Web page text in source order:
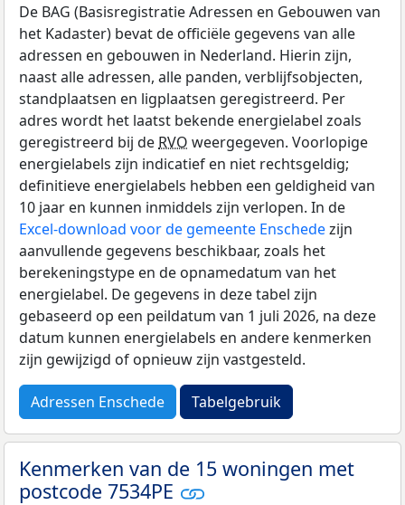
De BAG (Basisregistratie Adressen en Gebouwen van
het Kadaster) bevat de officiële gegevens van alle
adressen en gebouwen in Nederland. Hierin zijn,
naast alle adressen, alle panden, verblijfsobjecten,
standplaatsen en ligplaatsen geregistreerd. Per
adres wordt het laatst bekende energielabel zoals
geregistreerd bij de RVO weergegeven. Voorlopige
energielabels zijn indicatief en niet rechtsgeldig;
definitieve energielabels hebben een geldigheid van
10 jaar en kunnen inmiddels zijn verlopen. In de
Excel-download voor de gemeente Enschedezijn
aanvullende gegevens beschikbaar, zoals het
berekeningstype en de opnamedatum van het
energielabel. De gegevens in deze tabel zijn
gebaseerd op een peildatum van 1 juli 2026, na deze
datum kunnen energielabels en andere kenmerken
zijn gewijzigd of opnieuw zijn vastgesteld.
Adressen Enschede Tabelgebruik
Kenmerken van de 15 woningen met
postcode 7534PE